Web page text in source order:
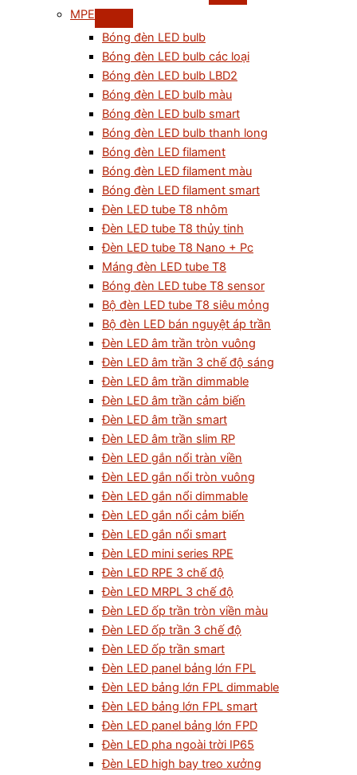
MPE
Bóng đèn LED bulb
Bóng đèn LED bulb các loại
Bóng đèn LED bulb LBD2
Bóng đèn LED bulb màu
Bóng đèn LED bulb smart
Bóng đèn LED bulb thanh long
Bóng đèn LED filament
Bóng đèn LED filament màu
Bóng đèn LED filament smart
Đèn LED tube T8 nhôm
Đèn LED tube T8 thủy tinh
Đèn LED tube T8 Nano + Pc
Máng đèn LED tube T8
Bóng đèn LED tube T8 sensor
Bộ đèn LED tube T8 siêu mỏng
Bộ đèn LED bán nguyệt áp trần
Đèn LED âm trần tròn vuông
Đèn LED âm trần 3 chế độ sáng
Đèn LED âm trần dimmable
Đèn LED âm trần cảm biến
Đèn LED âm trần smart
Đèn LED âm trần slim RP
Đèn LED gắn nổi tràn viền
Đèn LED gắn nổi tròn vuông
Đèn LED gắn nổi dimmable
Đèn LED gắn nổi cảm biến
Đèn LED gắn nổi smart
Đèn LED mini series RPE
Đèn LED RPE 3 chế độ
Đèn LED MRPL 3 chế độ
Đèn LED ốp trần tròn viền màu
Đèn LED ốp trần 3 chế độ
Đèn LED ốp trần smart
Đèn LED panel bảng lớn FPL
Đèn LED bảng lớn FPL dimmable
Đèn LED bảng lớn FPL smart
Đèn LED panel bảng lớn FPD
Đèn LED pha ngoài trời IP65
Đèn LED high bay treo xưởng